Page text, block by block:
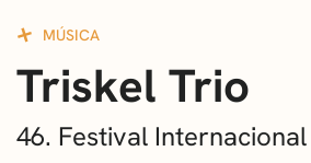
CONVOCATORIAS
NOTICIAS
GETXO KULTURA
MÚSICA
Triskel Trio
46. Festival